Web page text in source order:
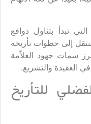
تبدأ بتناول دوافع
إلى خطوات تأريخه
سمات جهود العلاّمة
العقيدة والتشريع.
للتأريخ